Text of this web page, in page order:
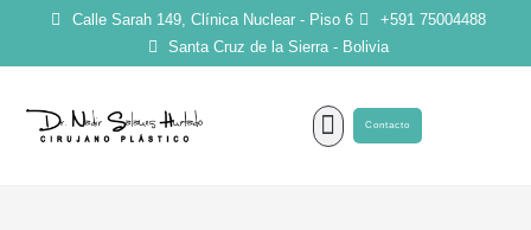
Calle Sarah 149, Clínica Nuclear - Piso 6
+591 75004488
Santa Cruz de la Sierra - Bolivia
Contacto